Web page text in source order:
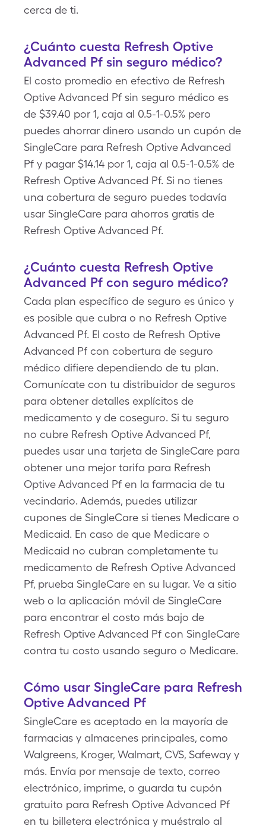
cerca de ti.
¿Cuánto cuesta Refresh Optive
Advanced Pf sin seguro médico?
El costo promedio en efectivo de Refresh
Optive Advanced Pf sin seguro médico es
de $39.40 por 1, caja al 0.5-1-0.5% pero
puedes ahorrar dinero usando un cupón de
SingleCare para Refresh Optive Advanced
Pf y pagar $14.14 por 1, caja al 0.5-1-0.5% de
Refresh Optive Advanced Pf. Si no tienes
una cobertura de seguro puedes todavía
usar SingleCare para ahorros gratis de
Refresh Optive Advanced Pf.
¿Cuánto cuesta Refresh Optive
Advanced Pf con seguro médico?
Cada plan específico de seguro es único y
es posible que cubra o no Refresh Optive
Advanced Pf. El costo de Refresh Optive
Advanced Pf con cobertura de seguro
médico difiere dependiendo de tu plan.
Comunícate con tu distribuidor de seguros
para obtener detalles explícitos de
medicamento y de coseguro. Si tu seguro
no cubre Refresh Optive Advanced Pf,
puedes usar una tarjeta de SingleCare para
obtener una mejor tarifa para Refresh
Optive Advanced Pf en la farmacia de tu
vecindario. Además, puedes utilizar
cupones de SingleCare si tienes Medicare o
Medicaid. En caso de que Medicare o
Medicaid no cubran completamente tu
medicamento de Refresh Optive Advanced
Pf, prueba SingleCare en su lugar. Ve a sitio
web o la aplicación móvil de SingleCare
para encontrar el costo más bajo de
Refresh Optive Advanced Pf con SingleCare
contra tu costo usando seguro o Medicare.
Cómo usar SingleCare para Refresh
Optive Advanced Pf
SingleCare es aceptado en la mayoría de
farmacias y almacenes principales, como
Walgreens, Kroger, Walmart, CVS, Safeway y
más. Envía por mensaje de texto, correo
electrónico, imprime, o guarda tu cupón
gratuito para Refresh Optive Advanced Pf
en tu billetera electrónica y muéstralo al